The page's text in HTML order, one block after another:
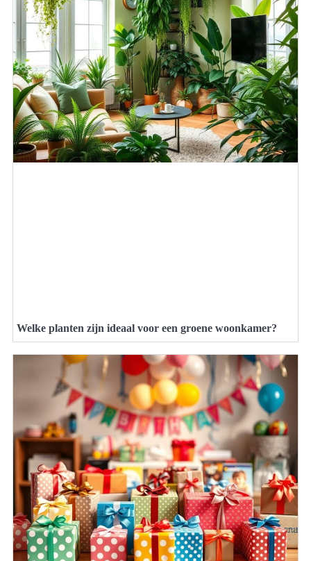
Welke planten zijn ideaal voor een groene woonkamer?